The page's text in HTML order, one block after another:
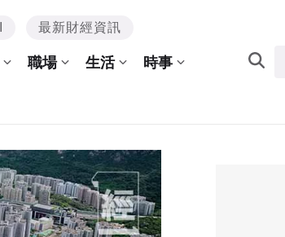
最新財經資訊
職場 生活 時事